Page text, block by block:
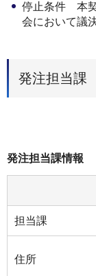
停止条件 本
会において議
発注担当課
発注担当課情報
担当課
住所